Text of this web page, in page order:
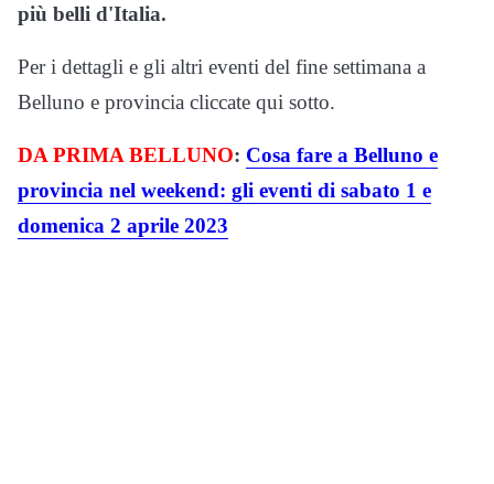
più belli d'Italia.
Per i dettagli e gli altri eventi del fine settimana a
Belluno e provincia cliccate qui sotto.
DA PRIMA BELLUNO: Cosa fare a Belluno e
provincia nel weekend: gli eventi di sabato 1 e
domenica 2 aprile 2023